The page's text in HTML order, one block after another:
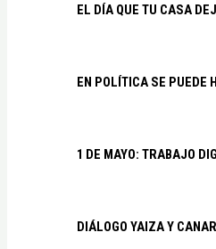
EL DÍA QUE TU CASA
EN POLÍTICA SE PUEDE
1 DE MAYO: TRABAJO
DIÁLOGO YAIZA Y